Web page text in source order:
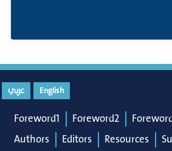
English عربي
Foreword1 Foreword2
Authors
Editors Resources